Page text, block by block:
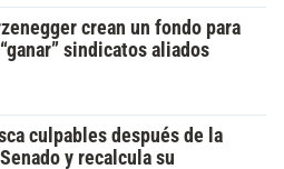
crean un fondo para
sindicatos aliados
culpables después de la
y recalcula su